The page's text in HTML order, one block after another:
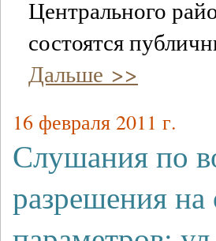
Центрального
состоятся
Дальше >>
16 февраля 2011 г.
Слушания по
разрешения